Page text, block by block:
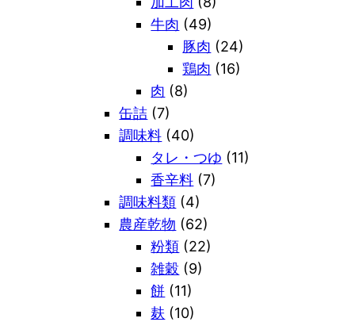
牛肉 (49)
豚肉 (24)
鶏肉 (16)
肉 (8)
缶詰 (7)
調味料 (40)
タレ・つゆ (11)
香辛料 (7)
調味料類 (4)
農産乾物 (62)
粉類 (22)
雑穀 (9)
餅 (11)
麸 (10)